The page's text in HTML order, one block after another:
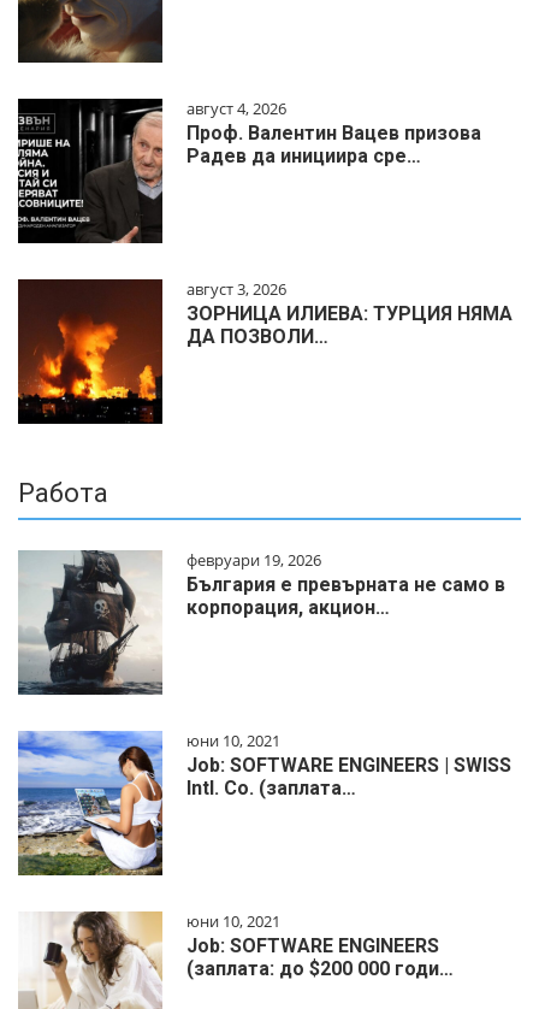
август 4, 2026
Проф. Валентин Вацев призова
Радев да инициира сре…
август 3, 2026
ЗОРНИЦА ИЛИЕВА: ТУРЦИЯ НЯМА
ДА ПОЗВОЛИ…
Работа
февруари 19, 2026
България е превърната не само в
корпорация, акцион…
юни 10, 2021
Job: SOFTWARE ENGINEERS | SWISS
Intl. Co. (заплата…
юни 10, 2021
Job: SOFTWARE ENGINEERS
(заплата: до $200 000 годи…